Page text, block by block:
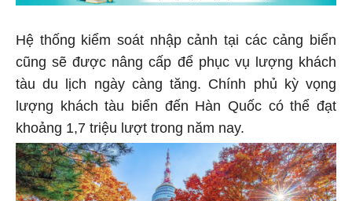
Hệ thống kiểm soát nhập cảnh tại các cảng biển
cũng sẽ được nâng cấp để phục vụ lượng khách
tàu du lịch ngày càng tăng. Chính phủ kỳ vọng
lượng khách tàu biển đến Hàn Quốc có thể đạt
khoảng 1,7 triệu lượt trong năm nay.